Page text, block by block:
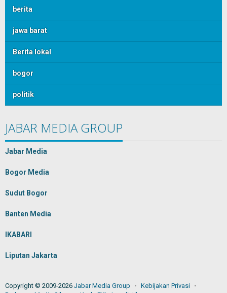
berita
jawa barat
Berita lokal
bogor
politik
JABAR MEDIA GROUP
Jabar Media
Bogor Media
Sudut Bogor
Banten Media
IKABARI
Liputan Jakarta
Copyright © 2009-2026 Jabar Media Group
Kebijakan Privasi